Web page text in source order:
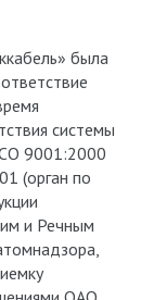
была
системы
9001:2000
(орган по
и Речным